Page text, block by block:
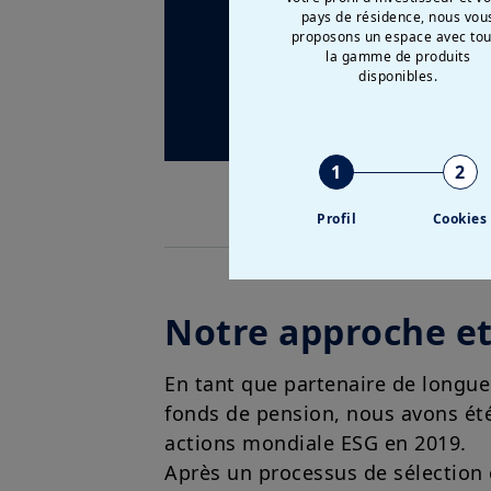
Albert
Notre approche
En tant que partenaire de
fonds de pension, nous avons
actions mondiale ESG en 2019.
Après un processus de
pays de résidence, nous
proposons un espace avec
la gamme de produits
disponibles.
1
Profil
2
Cookies